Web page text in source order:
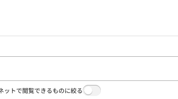
ットで閲覧できるものに絞る